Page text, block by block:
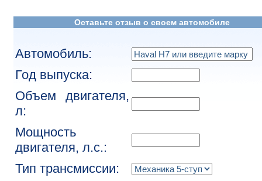
Оставьте отзыв о своем автомобиле
Автомобиль:
Год выпуска:
Объем двигателя,
л:
Мощность
двигателя, л.с.:
Тип трансмиссии: